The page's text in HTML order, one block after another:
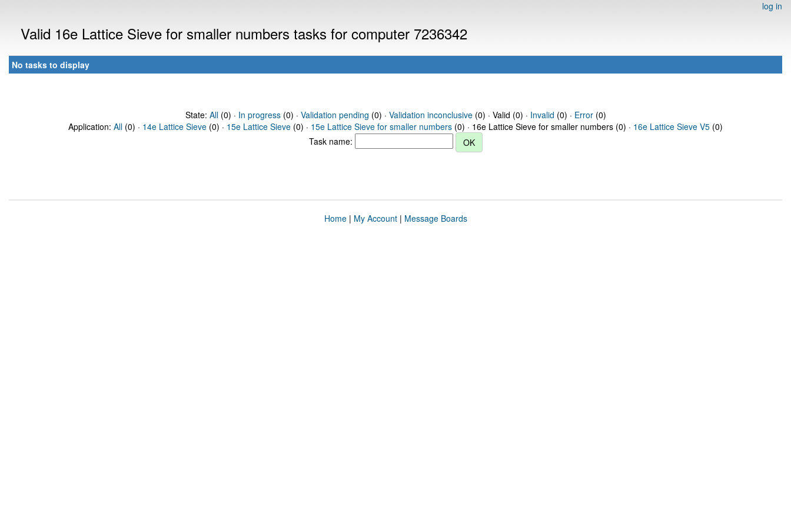
log in
Valid 16e Lattice Sieve for smaller numbers tasks for computer 7236342
No tasks to display
State: All(0) · In progress(0) · Validation pending (0) · Validation inconclusive(0) · Valid (0) · Invalid (0) · Error(0)
Application: All (0) · 14e Lattice Sieve (0) · 15e Lattice Sieve (0) · 15e Lattice Sieve for smaller numbers (0) · 16e Lattice Sieve for smaller numbers (0) · 16e Lattice Sieve V5 (0)
Task name:
Home| My Account| Message Boards